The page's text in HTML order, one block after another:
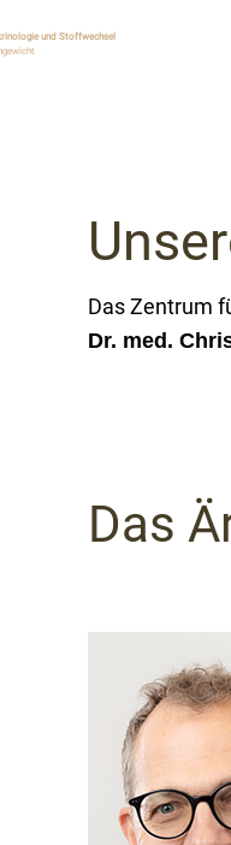
und Stoffwechsel
Das Zentrum
Dr. med.
Das